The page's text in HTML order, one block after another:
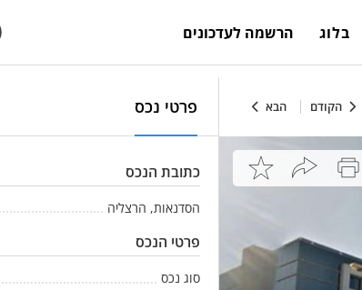
בלוג הרשמה לעדכונים
הקודם הבא פרטי נכס
כתובת הנכס
הסדנאות, הרצליה
פרטי הנכס
סוג נכס